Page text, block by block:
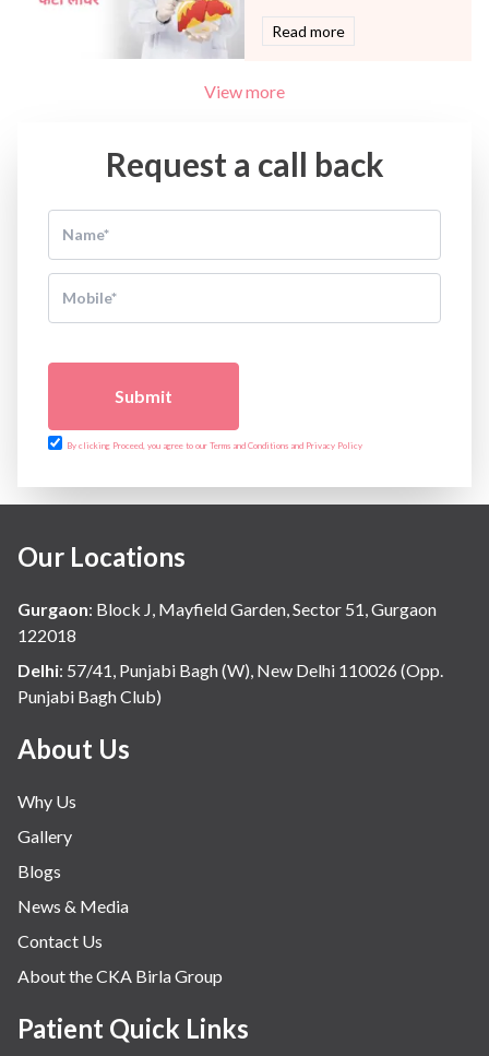
Read more
View more
Request a call back
Submit
By clicking Proceed, you agree to our Terms and Conditions and Privacy Policy
Our Locations
Gurgaon: Block J, Mayfield Garden, Sector 51, Gurgaon
122018
Delhi: 57/41, Punjabi Bagh (W), New Delhi 110026 (Opp.
Punjabi Bagh Club)
About Us
Why Us
Gallery
Blogs
News & Media
Contact Us
About the CKA Birla Group
Patient Quick Links